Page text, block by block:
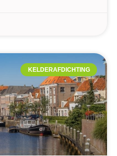
KELDERAFDICHTING